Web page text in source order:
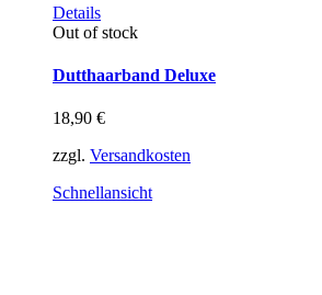
DetailsDieses
Produkt
mehrere
auf.
Die
Optionen
können
auf
Out of stock
Dutthaarband Deluxe
18,90 €
zzgl. Versandkosten
Schnellansicht